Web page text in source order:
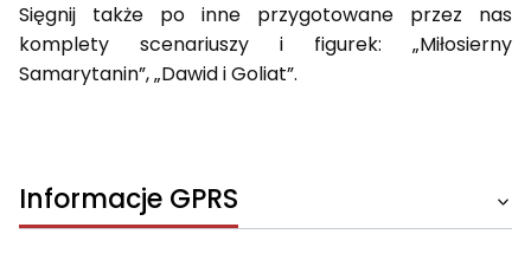
Sięgnij także po inne przygotowane przez nas
komplety scenariuszy i figurek: „Miłosierny
Samarytanin”, „Dawid i Goliat”.
Informacje GPRS